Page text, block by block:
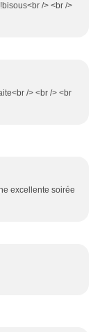
/> <br />
/> <br /> <br
excellente soirée